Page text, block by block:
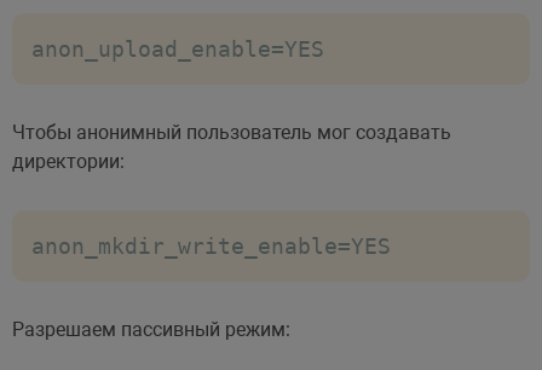
anon_upload_enable=YES
Чтобы анонимный пользователь мог создавать
директории:
anon_mkdir_write_enable=YES
Разрешаем пассивный режим: